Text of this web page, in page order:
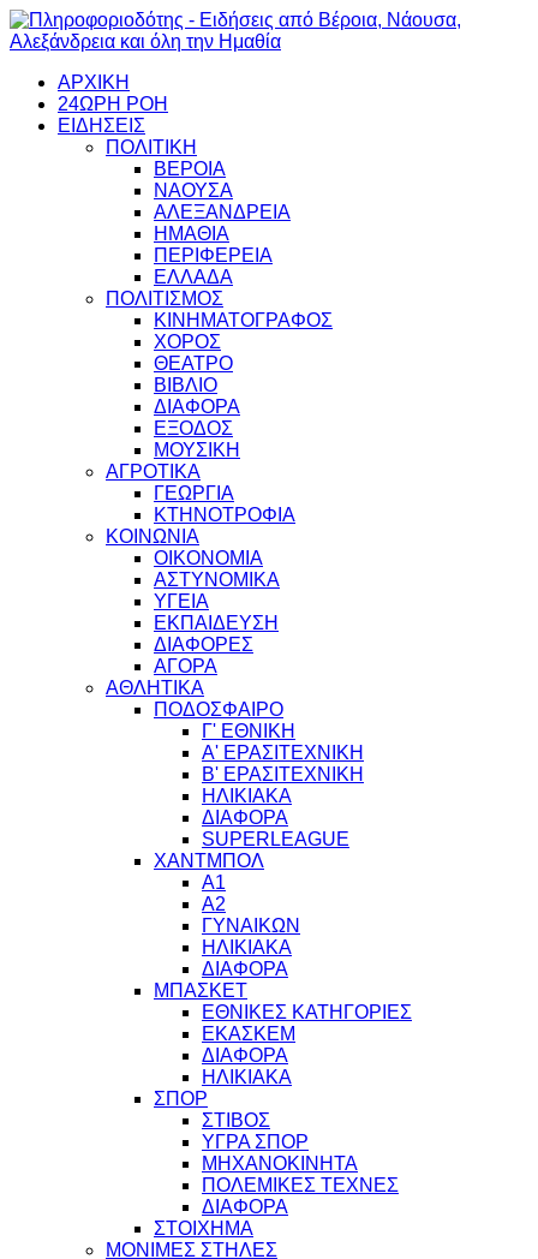
ΑΡΧΙΚΗ
24ΩΡΗ ΡΟΗ
ΕΙΔΗΣΕΙΣ
ΠΟΛΙΤΙΚΗ
ΒΕΡΟΙΑ
ΝΑΟΥΣΑ
ΑΛΕΞΑΝΔΡΕΙΑ
ΗΜΑΘΙΑ
ΠΕΡΙΦΕΡΕΙΑ
ΕΛΛΑΔΑ
ΠΟΛΙΤΙΣΜΟΣ
ΚΙΝΗΜΑΤΟΓΡΑΦΟΣ
ΧΟΡΟΣ
ΘΕΑΤΡΟ
ΒΙΒΛΙΟ
ΔΙΑΦΟΡΑ
ΕΞΟΔΟΣ
ΜΟΥΣΙΚΗ
ΑΓΡΟΤΙΚΑ
ΓΕΩΡΓΙΑ
ΚΤΗΝΟΤΡΟΦΙΑ
ΚΟΙΝΩΝΙΑ
ΟΙΚΟΝΟΜΙΑ
ΑΣΤΥΝΟΜΙΚΑ
ΥΓΕΙΑ
ΕΚΠΑΙΔΕΥΣΗ
ΔΙΑΦΟΡΕΣ
ΑΓΟΡΑ
ΑΘΛΗΤΙΚΑ
ΠΟΔΟΣΦΑΙΡΟ
Γ' ΕΘΝΙΚΗ
Α' ΕΡΑΣΙΤΕΧΝΙΚΗ
Β' ΕΡΑΣΙΤΕΧΝΙΚΗ
ΗΛΙΚΙΑΚΑ
ΔΙΑΦΟΡΑ
SUPERLEAGUE
ΧΑΝΤΜΠΟΛ
Α1
Α2
ΓΥΝΑΙΚΩΝ
ΗΛΙΚΙΑΚΑ
ΔΙΑΦΟΡΑ
ΜΠΑΣΚΕΤ
ΕΘΝΙΚΕΣ ΚΑΤΗΓΟΡΙΕΣ
ΕΚΑΣΚΕΜ
ΔΙΑΦΟΡΑ
ΗΛΙΚΙΑΚΑ
ΣΠΟΡ
ΣΤΙΒΟΣ
ΥΓΡΑ ΣΠΟΡ
ΜΗΧΑΝΟΚΙΝΗΤΑ
ΠΟΛΕΜΙΚΕΣ ΤΕΧΝΕΣ
ΔΙΑΦΟΡΑ
ΣΤΟΙΧΗΜΑ
ΜΟΝΙΜΕΣ ΣΤΗΛΕΣ